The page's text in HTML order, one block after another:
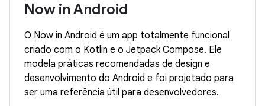
Now in Android
O Now in Android é um app totalmente funcional
criado com o Kotlin e o Jetpack Compose. Ele
modela práticas recomendadas de design e
desenvolvimento do Android e foi projetado para
ser uma referência útil para desenvolvedores.